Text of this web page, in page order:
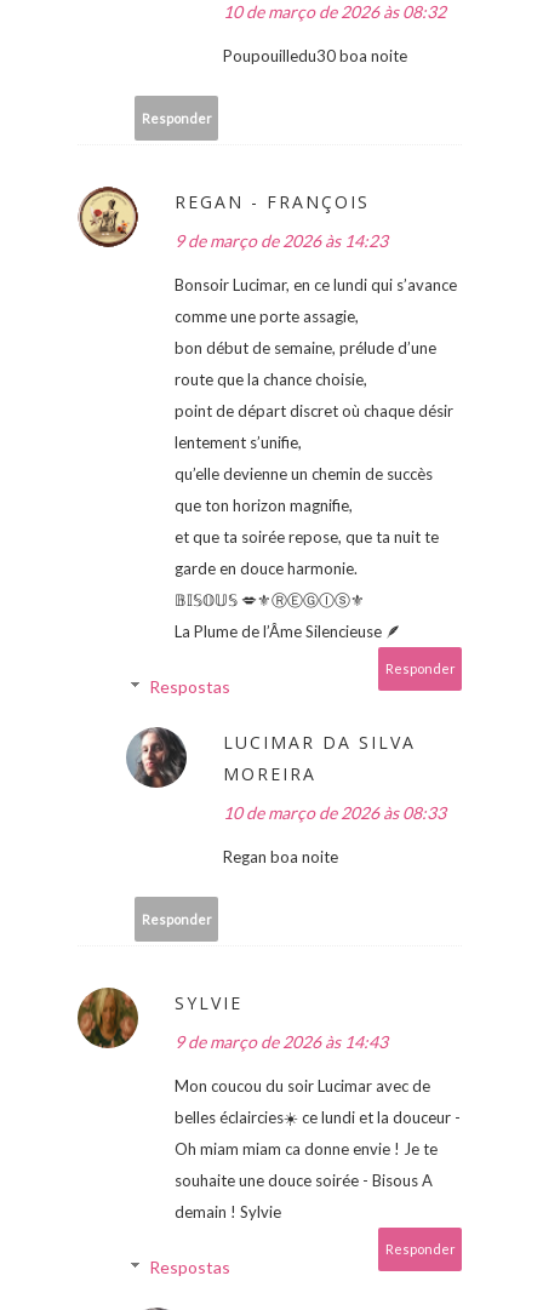
10 de março de 2026 às 08:32
Poupouilledu30 boa noite
Responder
REGAN - FRANÇOIS
9 de março de 2026 às 14:23
Bonsoir Lucimar, en ce lundi qui s’avance
comme une porte assagie,
bon début de semaine, prélude d’une
route que la chance choisie,
point de départ discret où chaque désir
lentement s’unifie,
qu’elle devienne un chemin de succès
que ton horizon magnifie,
et que ta soirée repose, que ta nuit te
garde en douce harmonie.
𝔹𝕀𝕊𝕆𝕌𝕊 💋⚜ⓇⒺⒼⒾⓢ⚜
La Plume de l’Âme Silencieuse 🪶
Responder
Respostas
LUCIMAR DA SILVA
MOREIRA
10 de março de 2026 às 08:33
Regan boa noite
Responder
SYLVIE
9 de março de 2026 às 14:43
Mon coucou du soir Lucimar avec de
belles éclaircies☀️ ce lundi et la douceur -
Oh miam miam ca donne envie ! Je te
souhaite une douce soirée - Bisous A
demain ! Sylvie
Responder
Respostas